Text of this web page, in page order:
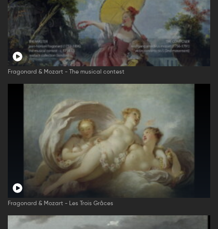
Fragonard & Mozart - The musical contest
Fragonard & Mozart - Les Trois Grâces